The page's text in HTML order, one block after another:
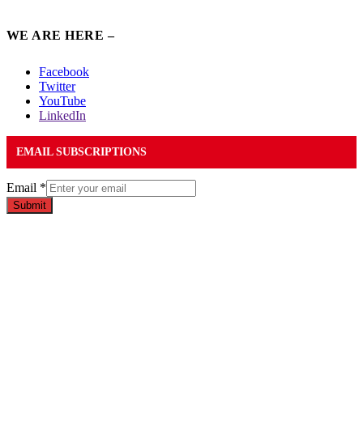
WE ARE HERE –
Facebook
Twitter
YouTube
LinkedIn
EMAIL SUBSCRIPTIONS
Email *
Submit